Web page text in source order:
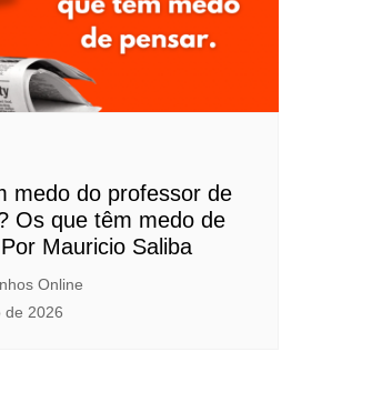
medo do professor de
Os que têm medo de
Mauricio Saliba
Online
de 2026